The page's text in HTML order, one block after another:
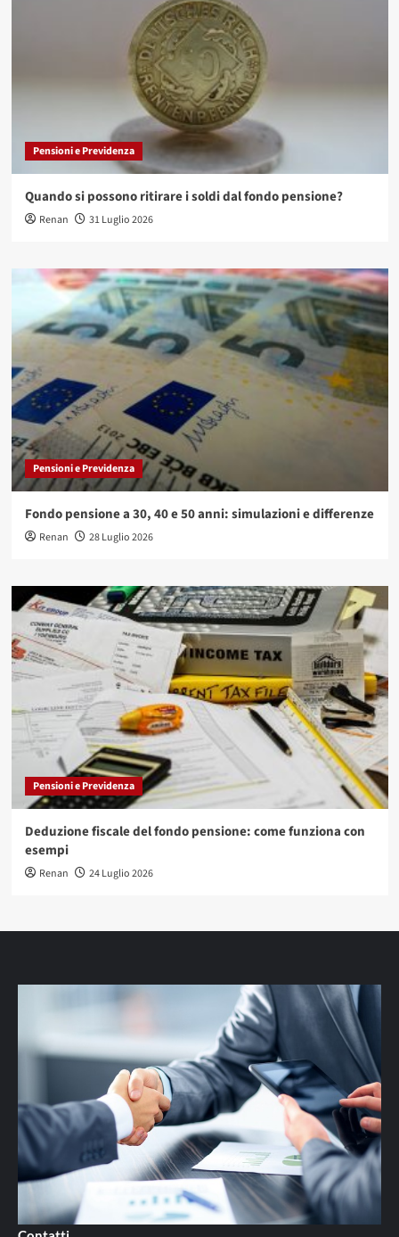
Pensioni e Previdenza
Quando si possono ritirare i soldi dal fondo pensione?
Renan 31 Luglio 2026
Pensioni e Previdenza
Fondo pensione a 30, 40 e 50 anni: simulazioni e differenze
Renan 28 Luglio 2026
Pensioni e Previdenza
Deduzione fiscale del fondo pensione: come funziona con
esempi
Renan 24 Luglio 2026